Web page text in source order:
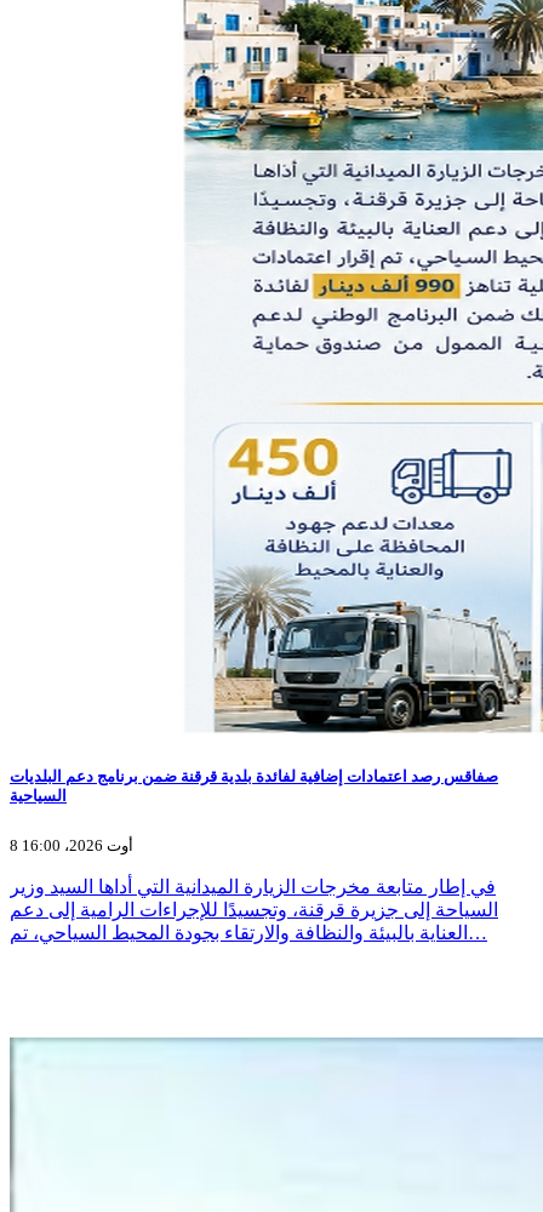
صفاقس رصد اعتمادات إضافية لفائدة بلدية قرقنة ضمن برنامج دعم البلديات
السياحية
8 أوت 2026، 16:00
في إطار متابعة مخرجات الزيارة الميدانية التي أداها السيد وزير
السياحة إلى جزيرة قرقنة، وتجسيدًا للإجراءات الرامية إلى دعم
العناية بالبيئة والنظافة والارتقاء بجودة المحيط السياحي، تم…